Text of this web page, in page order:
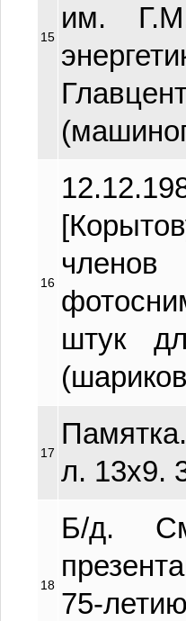
15
им.
16
штук
17
л. 13х9.
18
Б/д.
75-